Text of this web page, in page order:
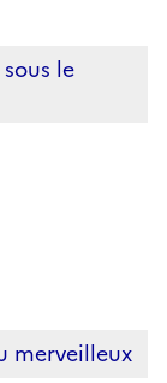
le
merveilleux